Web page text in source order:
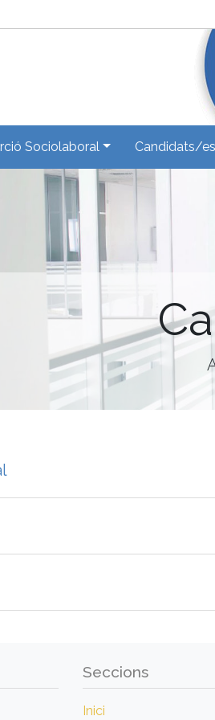
Sociolaboral Candidats/es
Seccions
Inici